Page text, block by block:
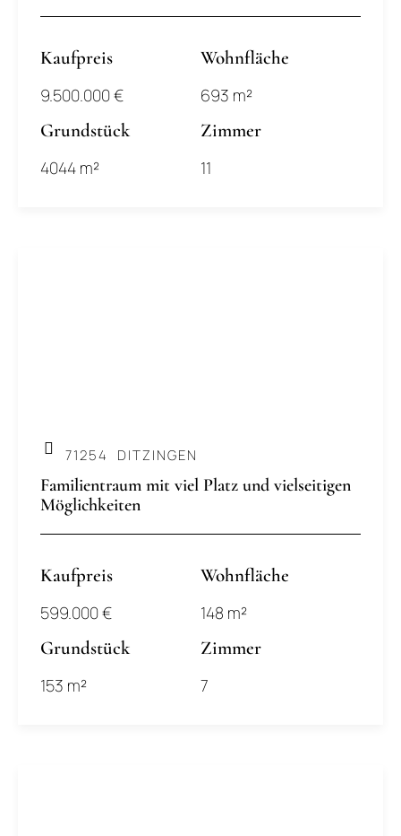
Kaufpreis
9.500.000 €
Wohnfläche
693 m²
Grundstück
4044 m²
Zimmer
11
71254 DITZINGEN
Familientraum mit viel Platz und vielseitigen
Möglichkeiten
Kaufpreis
599.000 €
Wohnfläche
148 m²
Grundstück
153 m²
Zimmer
7